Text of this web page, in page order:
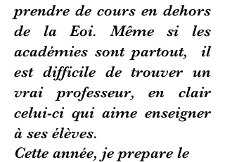
prendre de cours en dehors
de la Eoi. Même si les
académies sont partout, il
est difficile de trouver un
vrai professeur, en clair
celui-ci qui aime enseigner
à ses élèves.
Cette année, je prepare le